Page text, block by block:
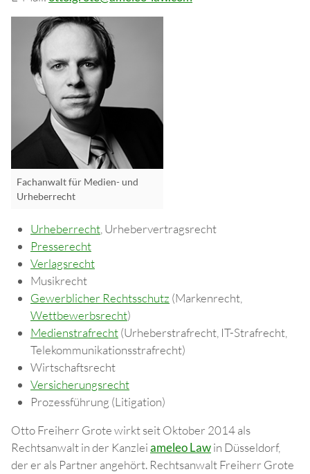
Fachanwalt für Medien- und
Urheberrecht
Urheberrecht , Urhebervertragsrecht
Presserecht
Verlagsrecht
Musikrecht
Gewerblicher Rechtsschutz (Markenrecht,
Wettbewerbsrecht)
Medienstrafrecht(Urheberstrafrecht, IT-Strafrecht,
Telekommunikationsstrafrecht)
Wirtschaftsrecht
Versicherungsrecht
Prozessführung (Litigation)
Otto Freiherr Grote wirkt seit Oktober 2014 als
Rechtsanwalt in der Kanzleiameleo Lawin Düsseldorf,
der er als Partner angehört. Rechtsanwalt Freiherr Grote